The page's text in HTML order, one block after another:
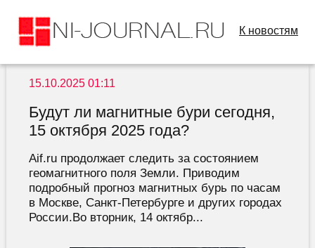
К новостям
15.10.2025 01:11
Будут ли магнитные бури сегодня,
15 октября 2025 года?
Aif.ru продолжает следить за состоянием
геомагнитного поля Земли. Приводим
подробный прогноз магнитных бурь по часам
в Москве, Санкт-Петербурге и других городах
России.Во вторник, 14 октябр...